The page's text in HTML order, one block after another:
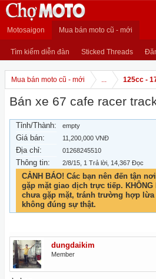
Motosaigon Mua bán moto cũ - mới
Tìm kiếm diễn đàn Sticked Threads
Mua bán moto cũ - mới ... 125cc -
Bán xe 67 cafe racer
Tỉnh/Thành: empty
Giá bán: 11,200,000 VNĐ
Địa chỉ: 01268245510
Thông tin: 2/8/15 , 1 Trả lời, 14,367 Đọc
CẢNH BÁO! Các bạn nên đến tận
gặp mặt giao dịch trực tiếp. KHÔNG
chưa gặp mặt, tránh trường hợp lừa
không đúng sự thật.
dungdaikim
Member